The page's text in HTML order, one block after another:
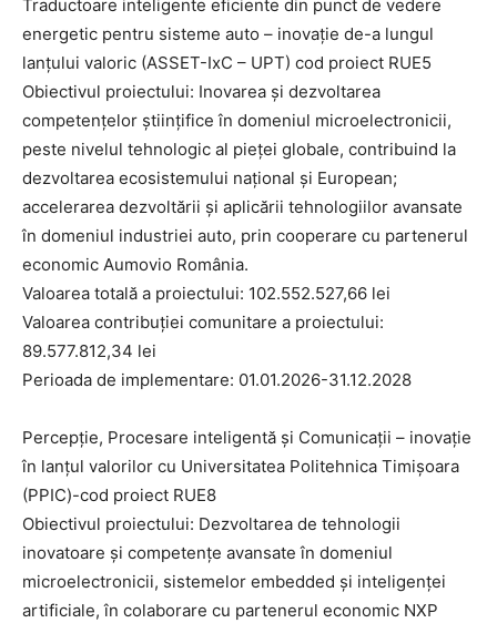
Traductoare inteligente eficiente din punct de vedere
energetic pentru sisteme auto – inovație de-a lungul
lanțului valoric (ASSET-IxC – UPT) cod proiect RUE5
Obiectivul proiectului: Inovarea și dezvoltarea
competențelor științifice în domeniul microelectronicii,
peste nivelul tehnologic al pieței globale, contribuind la
dezvoltarea ecosistemului național și European;
accelerarea dezvoltării și aplicării tehnologiilor avansate
în domeniul industriei auto, prin cooperare cu partenerul
economic Aumovio România.
Valoarea totală a proiectului: 102.552.527,66 lei
Valoarea contribuției comunitare a proiectului:
89.577.812,34 lei
Perioada de implementare: 01.01.2026-31.12.2028
Percepție, Procesare inteligentă și Comunicații – inovație
în lanțul valorilor cu Universitatea Politehnica Timișoara
(PPIC)-cod proiect RUE8
Obiectivul proiectului: Dezvoltarea de tehnologii
inovatoare și competențe avansate în domeniul
microelectronicii, sistemelor embedded și inteligenței
artificiale, în colaborare cu partenerul economic NXP